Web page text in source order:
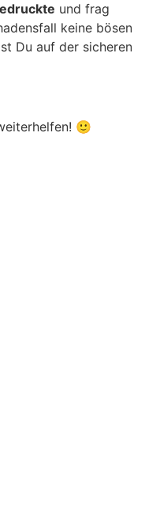
und frag
keine bösen
Du auf der sicheren
🙂